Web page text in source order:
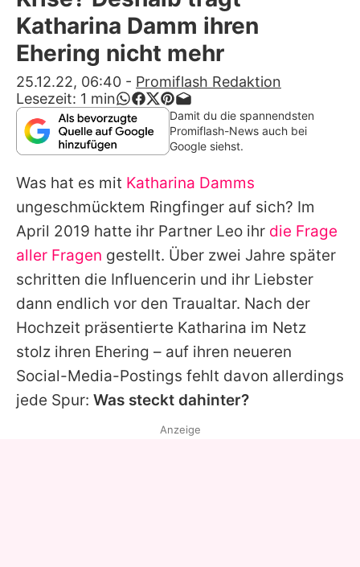
Alle Themen auf Promiflash
App runterladen
Team
Redaktionelle Richtlinien
Impressum
Datenschutzerklärung
Nutzungsbedingungen
Utiq verwalten
Katharina Damm ihren
Ehering nicht mehr
25.12.22, 06:40 - Promiflash Redaktion
Lesezeit: 1 min
Damit du die spannendsten
Promiflash-News auch bei
Google siehst.
Was hat es mit Katharina Damms
ungeschmücktem Ringfinger auf sich? Im
April 2019 hatte ihr Partner Leo ihr die Frage
aller Fragen gestellt. Über zwei Jahre später
schritten die Influencerin und ihr Liebster
dann endlich vor den Traualtar. Nach der
Hochzeit präsentierte Katharina im Netz
stolz ihren Ehering – auf ihren neueren
Social-Media-Postings fehlt davon allerdings
jede Spur: Was steckt dahinter?
Anzeige